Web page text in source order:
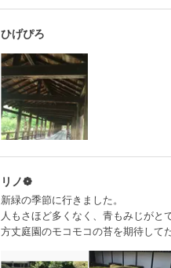
ひげぴろ
リノ❁
新緑の季節に行きました。
人もさほど多くなく、青もみじがと
方丈庭園のモコモコの苔を期待して